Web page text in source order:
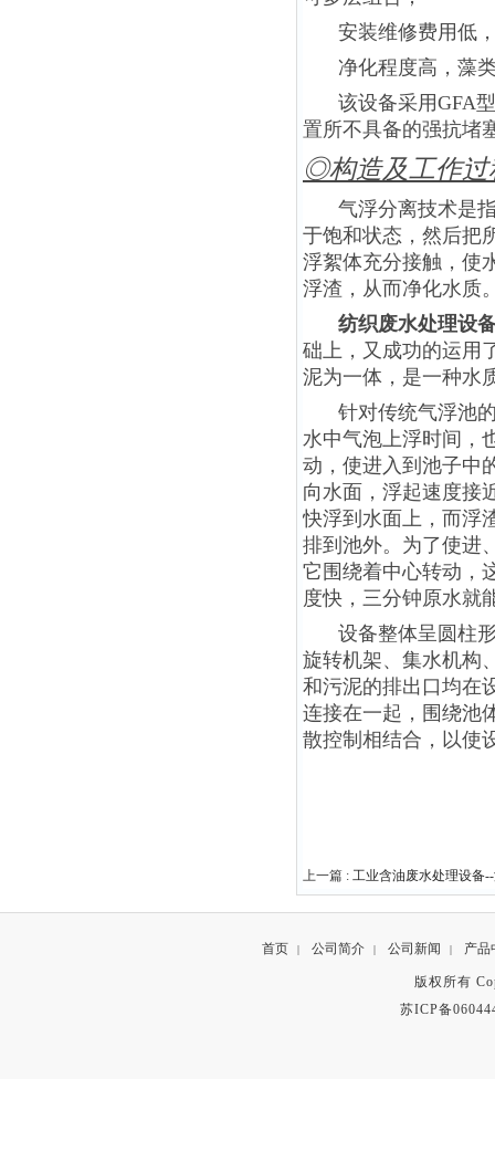
安装维修费用低
净化程度高，藻
该设备采用GFA
置所不具备的强抗堵
◎构造及工作过
气浮分离技术是
于饱和状态，然后把
浮絮体充分接触，使
浮渣，从而净化水质
纺织废水处理设
础上，又成功的运用
泥为一体，是一种水
针对传统气浮池
水中气泡上浮时间，
动，使进入到池子中
向水面，浮起速度接
快浮到水面上，而浮
排到池外。为了使进
它围绕着中心转动，
度快，三分钟原水就
设备整体呈圆柱
旋转机架、集水机构
和污泥的排出口均在
连接在一起，围绕池
散控制相结合，以使
上一篇 : 工业含油废水处理设备
首页 | 公司简介 | 公司新闻 | 产品
版权所有
苏ICP备